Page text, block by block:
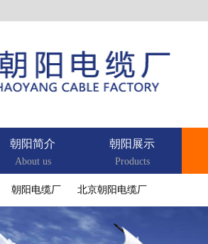
朝阳简介
About us
朝阳展示
Products
朝阳电缆厂 北京朝阳电缆厂